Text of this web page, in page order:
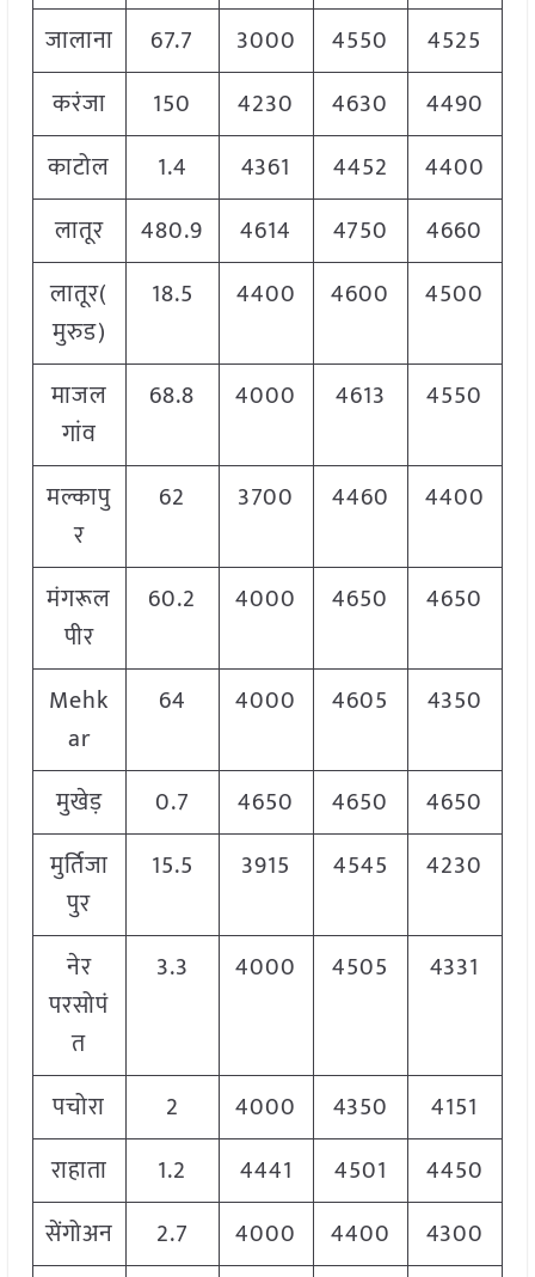
जालाना 67.7 3000 4550
4525
करंजा
150 4230 4630
4490
काटोल
1.4 4361 4452
4400
लातूर
480.9 4614 4750
4660
लातूर(
मुरुड)
18.5 4400 4600 4500
माजल
गांव
68.8 4000 4613 4550
मल्कापु
र
62 3700 4460 4400
मंगरूल
पीर
60.2 4000 4650 4650
Mehk
ar
64 4000 4605 4350
मुखेड़ 0.7 4650 4650
4650
मुर्तिजा
पुर
15.5 3915 4545 4230
नेर
परसोपं
त
3.3 4000 4505 4331
पचोरा 2 4000 4350
4151
राहाता
1.2 4441 4501
4450
सेंगोअन
2.7 4000 4400 4300